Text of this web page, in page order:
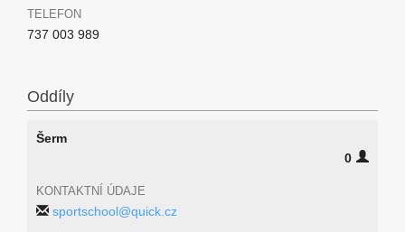
TELEFON
737 003 989
Oddíly
Šerm
0
KONTAKTNÍ ÚDAJE
sportschool@quick.cz